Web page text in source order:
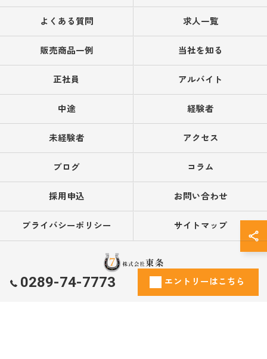
0289-74-7773 エントリーはこちら
よくある質問 求人一覧
販売商品一例 当社を知る
正社員 アルバイト
中途 経験者
未経験者 アクセス
ブログ コラム
採用申込 お問い合わせ
プライバシーポリシー サイトマップ
© 2026 栃木県鹿沼市で営業の求人なら株式会社東条 ALL RIGHTS RESERVED.